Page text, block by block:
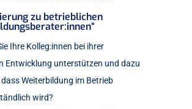
zu betrieblichen
Ihre Kolleg:innen bei ihrer
Entwicklung unterstützen und dazu
Weiterbildung im Betrieb
wird?